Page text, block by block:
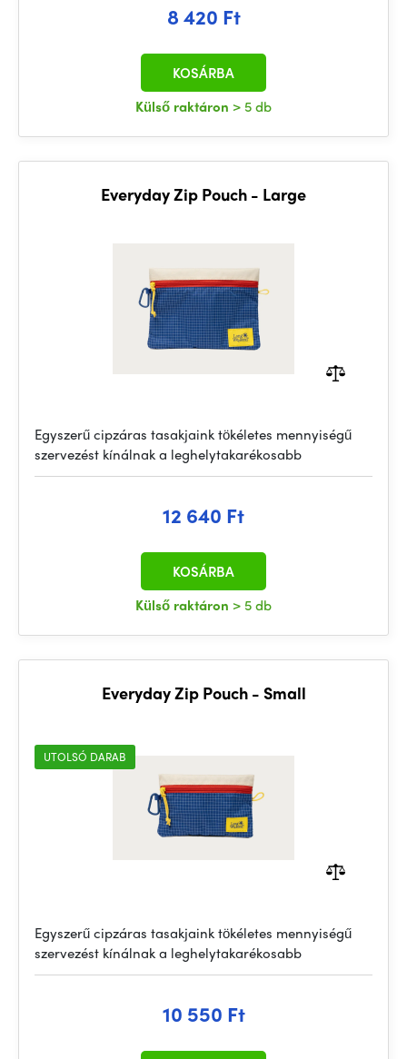
8 420 Ft
Külső raktáron > 5 db
KOSÁRBA
Everyday Zip Pouch - Large
Egyszerű cipzáras tasakjaink tökéletes mennyiségű
szervezést kínálnak a leghelytakarékosabb
12 640 Ft
Külső raktáron > 5 db
KOSÁRBA
Everyday Zip Pouch - Small
UTOLSÓ DARAB
Egyszerű cipzáras tasakjaink tökéletes mennyiségű
szervezést kínálnak a leghelytakarékosabb
10 550 Ft